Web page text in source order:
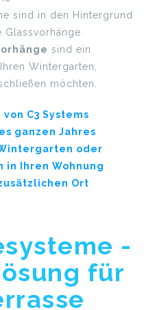
sind in den Hintergrund
Glassvorhänge
sind ein
Wintergarten,
möchten.
C3 Systems
ganzen Jahres
oder
in Ihren Wohnung
Ort
-
für